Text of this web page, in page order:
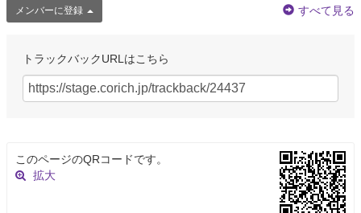
メンバーに登録 すべて見る
トラックバックURLはこちら
このページのQRコードです。
拡大